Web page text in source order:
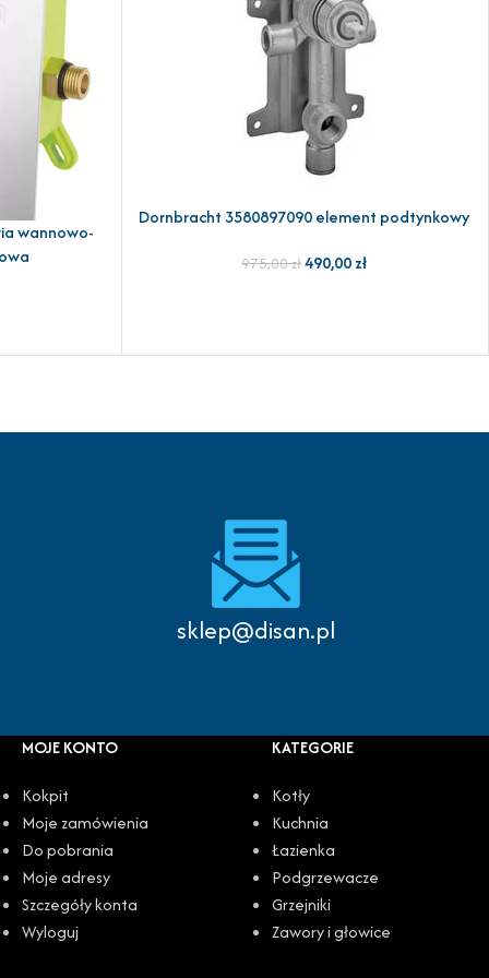
wannowo-
DODAJ DO KOSZYKA
Dornbracht 3580897090 element podtynkowy
975,00zł490,00zł
sklep@disan.pl
MOJE KONTO
Kokpit
Moje zamówienia
Do pobrania
Moje adresy
Szczegóły konta
Wyloguj
KATEGORIE
Kotły
Kuchnia
Łazienka
Podgrzewacze
Grzejniki
Zawory i głowice